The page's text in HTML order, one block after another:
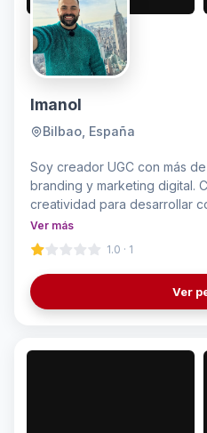
Imanol
Bilbao, España
Soy creador UGC con más
branding y marketing digital.
creatividad para desarrollar
alineado con la identidad de
resultados. Tengo soltura
para producir tanto
acabado profesional.
Ver más
1.0 · 1
Ver